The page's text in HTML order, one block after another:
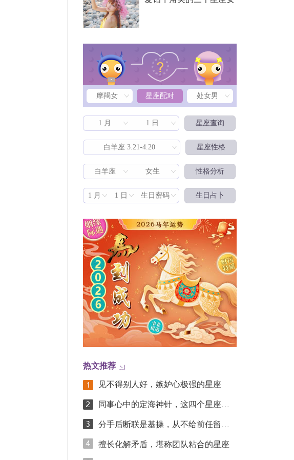
星座配对
摩羯女 星座配对 处女男
1 月 1 日 星座查询
白羊座 3.21-4.20 星座性格
白羊座 女生 性格分析
1 月 1 日 生日密码 生日占卜
热文推荐
见不得别人好，嫉妒心极强的星座
同事心中的定海神针，这四个星座凭踏实实力圈粉
分手后断联是基操，从不给前任留念想的星座女
擅长化解矛盾，堪称团队粘合的星座